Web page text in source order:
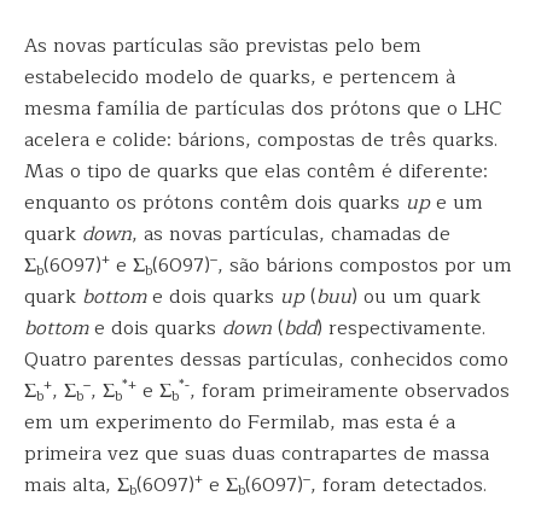
As novas partículas são previstas pelo bem
estabelecido modelo de quarks, e pertencem à
mesma família de partículas dos prótons que o LHC
acelera e colide: bárions, compostas de três quarks.
Mas o tipo de quarks que elas contêm é diferente:
enquanto os prótons contêm dois quarks upe um
quark down, as novas partículas, chamadas de
Σb(6097)+ e Σb(6097)–, são bárions compostos por um
quark bottome dois quarks up(buu) ou um quark
bottome dois quarks down(bdd) respectivamente.
Quatro parentes dessas partículas, conhecidos como
Σb+, Σb–, Σb*+ e Σb*-, foram primeiramente observados
em um experimento do Fermilab, mas esta é a
primeira vez que suas duas contrapartes de massa
mais alta, Σb(6097)+ e Σb(6097)–, foram detectados.